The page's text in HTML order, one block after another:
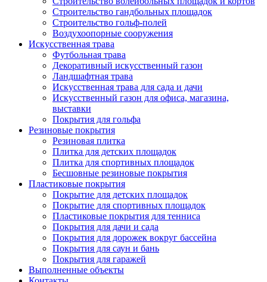
Строительство гандбольных площадок
Строительство гольф-полей
Воздухоопорные сооружения
Искусственная трава
Футбольная трава
Декоративный искусственный газон
Ландшафтная трава
Искусственная трава для сада и дачи
Искусственный газон для офиса, магазина,
выставки
Покрытия для гольфа
Резиновые покрытия
Резиновая плитка
Плитка для детских площадок
Плитка для спортивных площадок
Бесшовные резиновые покрытия
Пластиковые покрытия
Покрытие для детских площадок
Покрытие для спортивных площадок
Пластиковые покрытия для тенниса
Покрытия для дачи и сада
Покрытия для дорожек вокруг бассейна
Покрытия для саун и бань
Покрытия для гаражей
Выполненные объекты